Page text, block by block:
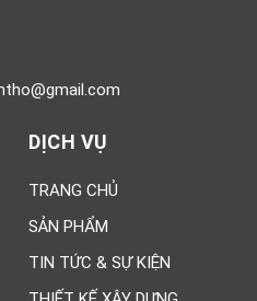
DỊCH VỤ
TRANG CHỦ
SẢN PHẨM
TIN TỨC & SỰ KIỆN